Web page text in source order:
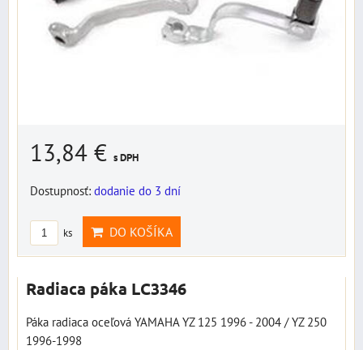
13,84 € s DPH
Dostupnosť: dodanie do 3 dní
ks DO KOŠÍKA
Radiaca páka LC3346
Páka radiaca oceľová YAMAHA YZ 125 1996 - 2004 / YZ 250
1996-1998